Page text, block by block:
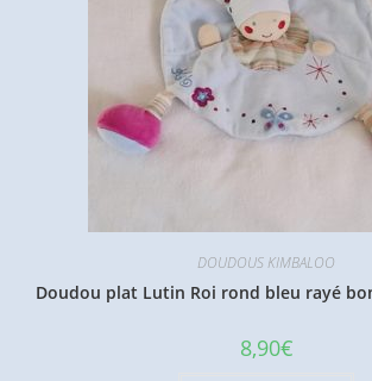
DOUDOUS KIMBALOO
Doudou plat Lutin Roi rond bleu rayé
8,90€